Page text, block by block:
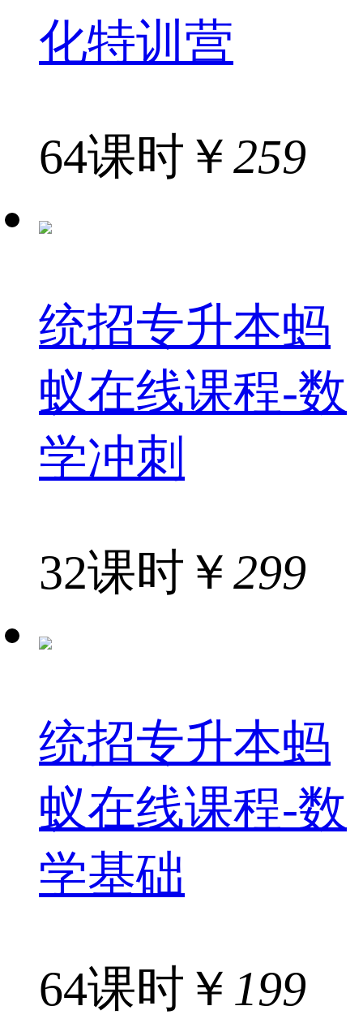
化特训营
64课时 ￥259
统招专升本蚂
蚁在线课程-数
学冲刺
32课时 ￥299
统招专升本蚂
蚁在线课程-数
学基础
64课时 ￥ 199